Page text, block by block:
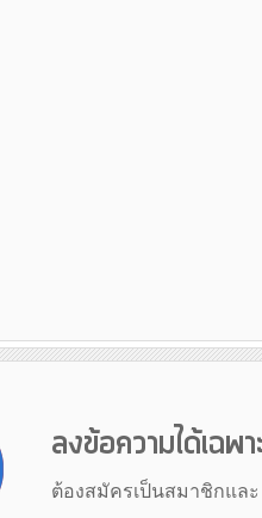
ลงข้อความได้เฉพ
ต้องสมัครเป็นสมาชิกและ